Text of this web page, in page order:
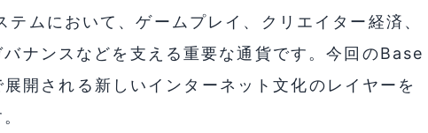
ムにおいて、ゲームプレイ、クリエイター経済、
ナンスなどを支える重要な通貨です。今回のBase
開される新しいインターネット文化のレイヤーを